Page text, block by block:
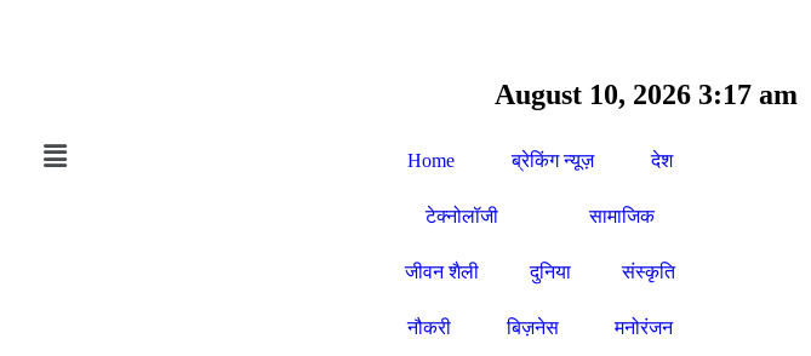
August 10, 2026 3:17 am
Home ब्रेकिंग न्यूज़ देश
टेक्नोलॉजी सामाजिक
जीवन शैली दुनिया संस्कृति
नौकरी बिज़नेस मनोरंजन